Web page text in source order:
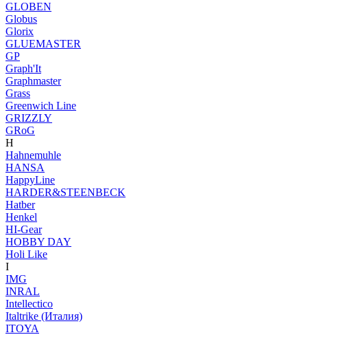
GLOBEN
Globus
Glorix
GLUEMASTER
GP
Graph'It
Graphmaster
Grass
Greenwich Line
GRIZZLY
GRoG
H
Hahnemuhle
HANSA
HappyLine
HARDER&STEENBECK
Hatber
Henkel
HI-Gear
HOBBY DAY
Holi Like
I
IMG
INRAL
Intellectico
Italtrike (Италия)
ITOYA